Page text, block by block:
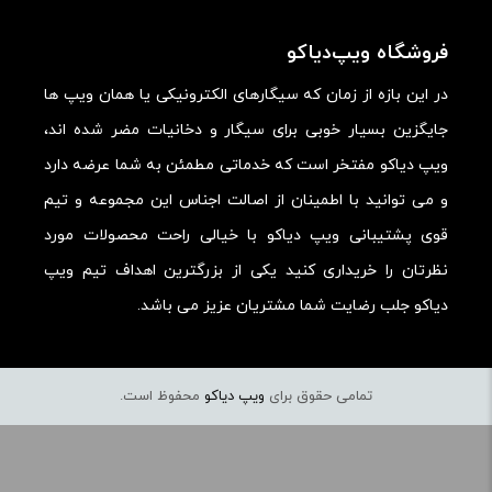
فروشگاه ویپ‌دیاکو
در این بازه از زمان که سیگارهای الکترونیکی یا همان ویپ ها
جایگزین بسیار خوبی برای سیگار و دخانیات مضر شده اند،
ویپ دیاکو مفتخر است که خدماتی مطمئن به شما عرضه دارد
و می توانید با اطمینان از اصالت اجناس این مجموعه و تیم
قوی پشتیبانی ویپ دیاکو با خیالی راحت محصولات مورد
نظرتان را خریداری کنید یکی از بزرگترین اهداف تیم ویپ
دیاکو جلب رضایت شما مشتریان عزیز می باشد.
تمامی حقوق برای ویپ دیاکو محفوظ است.